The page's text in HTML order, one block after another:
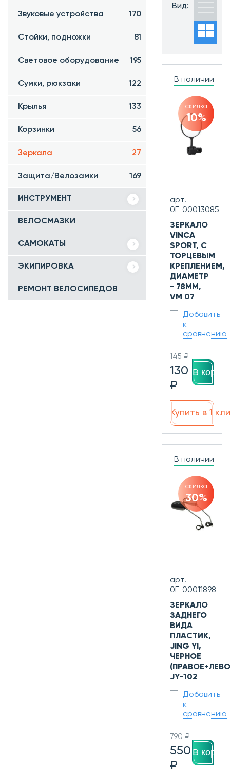
Звуковые устройства 170
Стойки, подножки 81
Световое оборудование 195
Сумки, рюкзаки 122
Крылья 133
Корзинки 56
Зеркала 27
Защита/Велозамки 169
ИНСТРУМЕНТ
ВЕЛОСМАЗКИ
САМОКАТЫ
ЭКИПИРОВКА
РЕМОНТ ВЕЛОСИПЕДОВ
Часто ищут:
Новинки
продаж
Распродажа
Вид:
В наличии
скидка
10%
арт.
0Г-00013085
ЗЕРКАЛО
VINCA
SPORT, С
ТОРЦЕВЫМ
КРЕПЛЕНИЕМ,
ДИАМЕТР
- 78ММ,
VM 07
Добавить
к
сравнению
145 ₽
130
₽
В
Купить в 1
В наличии
скидка
30%
арт.
0Г-00011898
ЗЕРКАЛО
ЗАДНЕГО
ВИДА
ПЛАСТИК,
JING YI,
ЧЕРНОЕ
JY-102
Добавить
к
сравнению
790 ₽
550
₽
В